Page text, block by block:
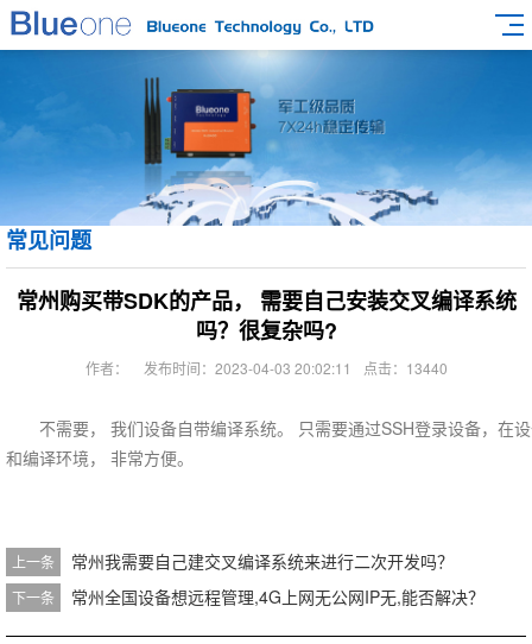
常见问题
常州购买带SDK的产品， 需要自己安装交叉编译系统
吗？很复杂吗?
作者： 发布时间：2023-04-03 20:02:11 点击：13440
不需要， 我们设备自带编译系统。 只需要通过SSH登录设备，在
和编译环境， 非常方便。
上一条 常州我需要自己建交叉编译系统来进行二次开发吗？
下一条 常州全国设备想远程管理,4G上网无公网IP无,能否解决？